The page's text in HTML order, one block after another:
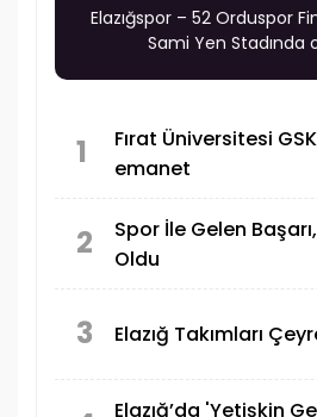
Elazığspor – 52 Orduspor
Sami Yen Stadında
1
Fırat Üniversitesi
emanet
2
Spor İle Gelen
Oldu
3 Elazığ Takımları
Elazığ’da 'Yetişkin